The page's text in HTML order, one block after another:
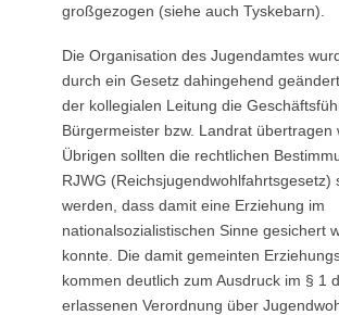
großgezogen (siehe auch Tyskebarn).
Die Organisation des Jugendamtes
durch ein Gesetz dahingehend
der kollegialen Leitung die
Bürgermeister bzw. Landrat übertragen
Übrigen sollten die rechtlichen
RJWG (Reichsjugendwohlfahrtsgesetz)
werden, dass damit eine Erziehung im
nationalsozialistischen Sinne gesichert
konnte. Die damit gemeinten
kommen deutlich zum Ausdruck im § 1
erlassenen Verordnung über